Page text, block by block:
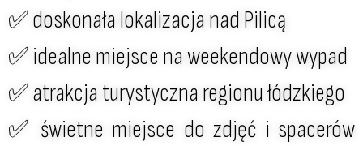
✅ doskonała lokalizacja nad Pilicą
✅ idealne miejsce na weekendowy wypad
✅ atrakcja turystyczna regionu łódzkiego
✅ świetne miejsce do zdjęć i spacerów